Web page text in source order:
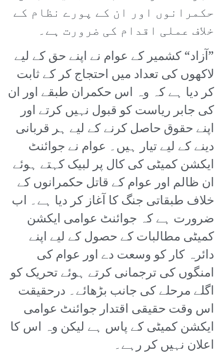
حکمرانوں اور ان کے پورے نظام کے
خلاف عملی اقدام کی ضرورت ہے۔
”آزاد“ کشمیر کے عوام نے اپنے حق کے لیے
لاکھوں کی تعداد میں احتجاج کر کے ثابت
کر دیا ہے کہ وہ اس حکمران طبقے اور ان
کی جابر ریاست کو قبول نہیں کرتے اور
اپنے حقوق حاصل کرنے کے لیے ہر قربانی
دینے کے لیے تیار ہیں۔ عوام نے جوائنٹ
ایکشن کمیٹی کی کال پر لبیک کہتے ہوئے
ان ظالم اور عوام کے قاتل حکمرانوں کے
خلاف طبقاتی جنگ کا آغاز کر دیا ہے۔ اب
ضرورت ہے کہ جوائنٹ عوامی ایکشن
کمیٹی مطالبات کے حصول کے لیے اپنے
دائرہ کار کو وسعت دے اور عوام کی
امنگوں کی ترجمانی کرتے ہوئے تحریک کو
اگلے مرحلے کی جانب بڑھائے۔ درحقیقت
اس وقت حقیقی اقتدار جوائنٹ عوامی
ایکشن کمیٹی کے پاس ہے لیکن وہ اس کا
اعلان نہیں کر رہے۔